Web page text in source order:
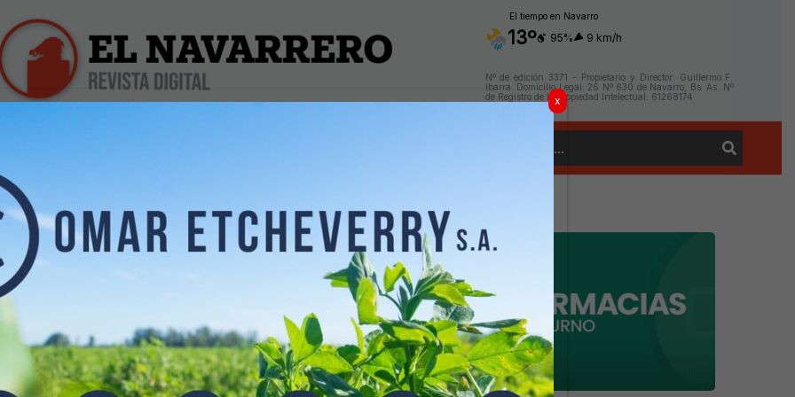
El tiempo en Navarro
13º 95% 9 km/h
Nº de edición 3371 - Propietario y Director: Guillermo F.
Ibarra. Domicilio Legal: 26 Nº 630 de Navarro, Bs. As. Nº
de Registro de la Propiedad Intelectual: 61268174
x